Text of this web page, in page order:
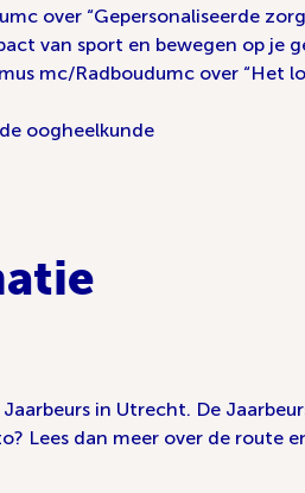
over “Gepersonaliseerde
van sport en bewegen op je
mc/Radboudumc over “Het
oogheelkunde
in Utrecht. De
Lees dan meer over de route